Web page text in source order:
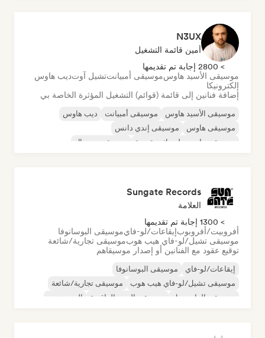
N3UX
أمين قائمة التشغيل
> 2800 إجابة تم تقديمها
موسيقى الأسيد هاوسموسيقى أمبيانتتشيل آوتديب هاوس
إلكترونيكا
إضافة فنانين إلى قائمة (قوائم) التشغيل المؤثرة الخاصة بي
موسيقى الأسيد هاوس موسيقى أمبيانت
ديب هاوس
موسيقى هاوس
موسيقى إندي دانس
موسيقى هاوس ملوديك وتقدمية
موسيقى مينيمال
Sungate Records
العلامة
> 1300 إجابة تم تقديمها
أفروبيت/أفروبوبإيقاعات/لو-فايموسيقى البوسانوفا
موسيقى تشيل/لو-فاي هيب هوبموسيقى تجارية/شائعة
توقيع عقود مع الفنانين أو إصدار موسيقاهم
إيقاعات/لو-فاي
موسيقى البوسانوفا
موسيقى تشيل/لو-فاي هيب هوب
موسيقى تجارية/شائعة
موسيقى الدانسهول
موسيقى البوب الراقصة
الهيب هوب